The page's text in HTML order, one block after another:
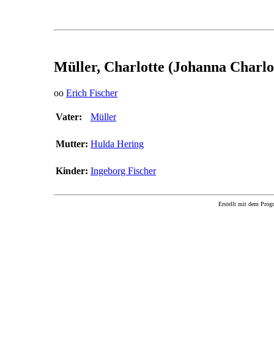
Müller, Charlotte (Johanna
oo Erich Fischer
Vater: Müller
Mutter: Hulda Hering
Kinder: Ingeborg Fischer
Erstellt mit dem